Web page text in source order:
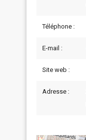
Téléphone :
E-mail :
Site web :
Adresse :